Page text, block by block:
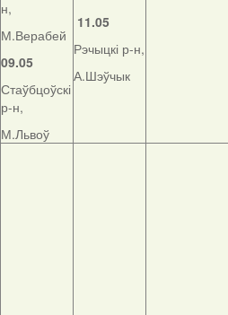
н,
М.Верабей
09.05
Стаўбцоўскі
р-н,
М.Львоў
11.05
Рэчыцкі р-н,
А.Шэўчык